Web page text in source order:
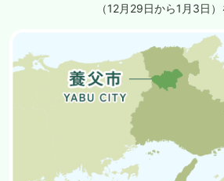
（12月29日から1月3日）